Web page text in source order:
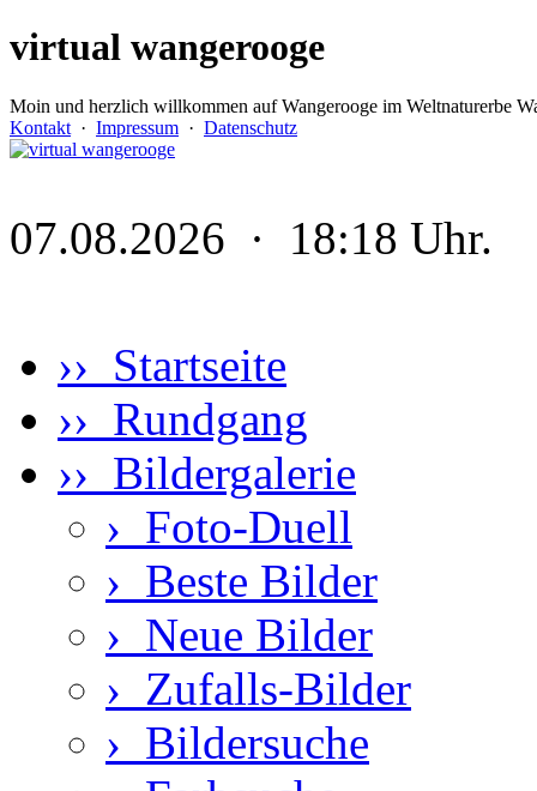
virtual wangerooge
Moin und herzlich willkommen auf Wangerooge im Weltnaturerbe
Kontakt · Impressum · Datenschutz
07.08.2026 · 18:18 Uhr.
›› Startseite
›› Rundgang
›› Bildergalerie
› Foto-Duell
› Beste Bilder
› Neue Bilder
› Zufalls-Bilder
› Bildersuche